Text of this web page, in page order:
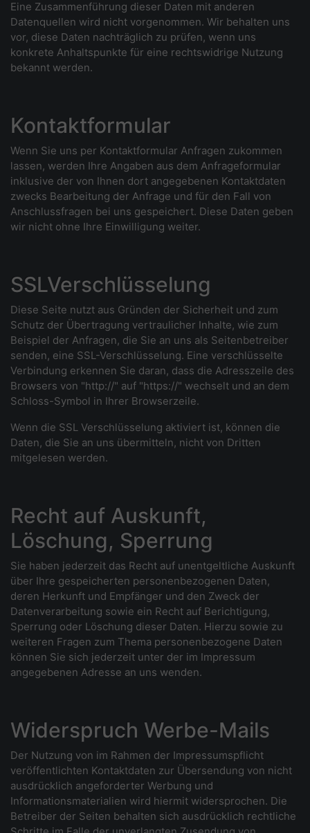
Eine Zusammenführung dieser Daten mit anderen
Datenquellen wird nicht vorgenommen. Wir behalten uns
vor, diese Daten nachträglich zu prüfen, wenn uns
konkrete Anhaltspunkte für eine rechtswidrige Nutzung
bekannt werden.
Kontaktformular
Wenn Sie uns per Kontaktformular Anfragen zukommen
lassen, werden Ihre Angaben aus dem Anfrageformular
inklusive der von Ihnen dort angegebenen Kontaktdaten
zwecks Bearbeitung der Anfrage und für den Fall von
Anschlussfragen bei uns gespeichert. Diese Daten geben
wir nicht ohne Ihre Einwilligung weiter.
SSLVerschlüsselung
Diese Seite nutzt aus Gründen der Sicherheit und zum
Schutz der Übertragung vertraulicher Inhalte, wie zum
Beispiel der Anfragen, die Sie an uns als Seitenbetreiber
senden, eine SSL-Verschlüsselung. Eine verschlüsselte
Verbindung erkennen Sie daran, dass die Adresszeile des
Browsers von "http://" auf "https://" wechselt und an dem
Schloss-Symbol in Ihrer Browserzeile.
Wenn die SSL Verschlüsselung aktiviert ist, können die
Daten, die Sie an uns übermitteln, nicht von Dritten
mitgelesen werden.
Recht auf Auskunft,
Löschung, Sperrung
Sie haben jederzeit das Recht auf unentgeltliche Auskunft
über Ihre gespeicherten personenbezogenen Daten,
deren Herkunft und Empfänger und den Zweck der
Datenverarbeitung sowie ein Recht auf Berichtigung,
Sperrung oder Löschung dieser Daten. Hierzu sowie zu
weiteren Fragen zum Thema personenbezogene Daten
können Sie sich jederzeit unter der im Impressum
angegebenen Adresse an uns wenden.
Widerspruch Werbe-Mails
Der Nutzung von im Rahmen der Impressumspflicht
veröffentlichten Kontaktdaten zur Übersendung von nicht
ausdrücklich angeforderter Werbung und
Informationsmaterialien wird hiermit widersprochen. Die
Betreiber der Seiten behalten sich ausdrücklich rechtliche